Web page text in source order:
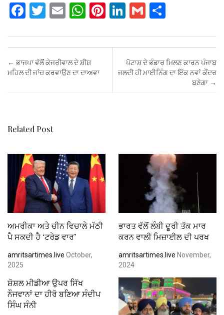
F
ce
b
o
o
T
tt
er
E
ail
W
at
s
A
p
Pi
er
Li
ke
dI
n
G
ail ar
e
Post navigation
← ਭਾਜਪਾ ਵੱਲੋਂ ਕੇਜਰੀਵਾਲ ਦੇ ਸ਼ੀਸ਼
ਮਹਿਲ ਦੀ ਜਾਂਚ ਕਰਵਾਉਣ ਦਾ ਦਾਅਵਾ
ਪੋਟਾਸ਼ ਦੇ ਭੰਡਾਰ ਮਿਲਣ ਕਾਰਨ ਪੰਜਾਬ
ਜਲਦੀ ਹੀ ਮਾਈਨਿੰਗ ਦਾ ਇੱਕ ਨਵਾਂ ਕੇਂਦਰ
ਬਣੇਗਾ →
Related Post
ਅਮਰੀਕਾ ਅਤੇ ਚੀਨ ਵਿਚਾਲੇ ਮੱਠੀ
ਪੈ ਸਕਦੀ ਹੈ ‘ਟਰੇਡ ਵਾਰ’
amritsartimes.live October,
2025
ਭਾਰਤ ਵੱਲੋਂ ਲੰਬੀ ਦੂਰੀ ਤੱਕ ਮਾਰ
ਕਰਨ ਵਾਲੀ ਮਿਜ਼ਾਈਲ ਦੀ ਪਰਖ
amritsartimes.live November,
2024
ਸ਼ੋਸ਼ਲ ਮੀਡੀਆ ਉਪਰ ਸਿੱਖ
ਨੌਜਵਾਨਾਂ ਦਾ ਹੀਰੋ ਬਣਿਆ ਸੰਦੀਪ
ਸਿੰਘ ਸੰਨੀ